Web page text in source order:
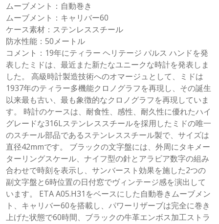
ムーブメント：自動巻き
ムーブメント：キャリバー60
ケース素材：ステンレススチール
防水性能：50メートル
コメント：19年にティラー ヘリテージ パルス ハンドを発
表したミドは、最近また新たなユニークな時計を発表しま
した。 高級時計製造技術へのオマージュとして、ミドは
1937年のティラー多機能クロノグラフを再現し、その誕生
以来最も古い、最も象徴的なクロノグラフを再現していま
す。 時計のケースは、耐食性、感性、耐久性に優れたハイ
グレードな316Lステンレススチールを採用したミドの唯一
のスチール部品であるステンレススチール製で、サイズは
直径42mmです。 ブラックの文字盤には、外周にタキメー
ターリングスケール、ナイフ型の針とアラビア数字の組み
合わせで時刻を表示し、サンバースト効果を施した2つの
副文字盤と6時位置の日付窓でヴィンテージ感を演出して
います。 ETA A05.H31をベースにした自動巻きムーブメン
ト、キャリバー60を搭載し、パワーリザーブは完全に巻き
上げた状態で60時間、ブラックの牛革エンボス加工ストラ